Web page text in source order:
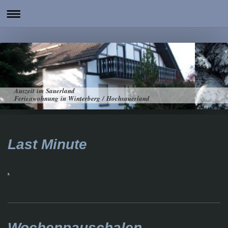
Auszeit im Sauerland
Ferienwohnung in Winterberg / Hochsauerland
Last Minute
.